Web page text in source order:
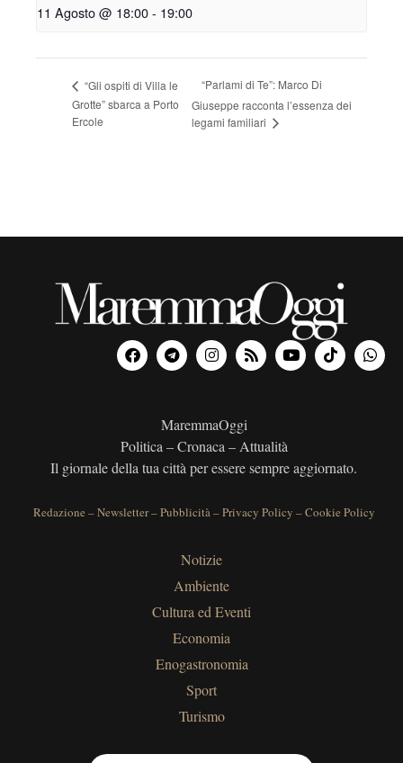
11 Agosto @ 18:00- 19:00
“Gli ospiti di Villa le
Grotte” sbarca a Porto
Ercole
“Parlami di Te”: Marco Di
Giuseppe racconta l’essenza dei
legami familiari
MaremmaOggi
Politica – Cronaca – Attualità
Il giornale della tua città per essere sempre aggiornato.
Redazione –Newsletter–Pubblicità–Privacy Policy –Cookie Policy
Notizie
Ambiente
Cultura ed Eventi
Economia
Enogastronomia
Sport
Turismo